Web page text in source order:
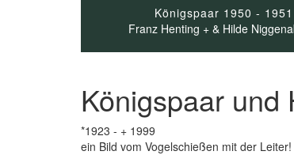
Königspaar 1950 - 1951
Franz Henting + & Hilde
Königspaar und
*1923 - + 1999
ein Bild vom Vogelschießen mit der